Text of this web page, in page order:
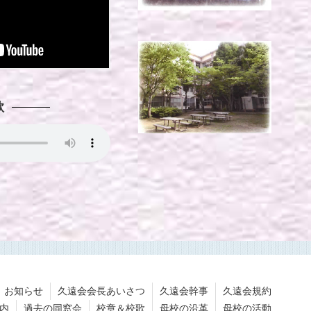
お知らせ 久遠会会長あいさつ 久遠会幹事
久遠会規約
過去の同窓会 校章＆校歌 母校の沿革 母校の活動